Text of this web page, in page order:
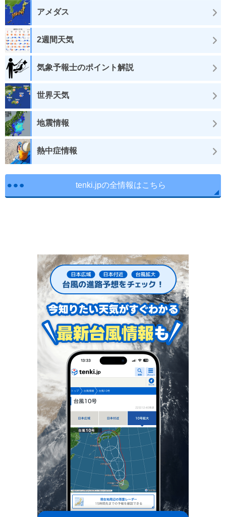
アメダス
2週間天気
気象予報士のポイント解説
世界天気
地震情報
熱中症情報
tenki.jpの全情報はこちら